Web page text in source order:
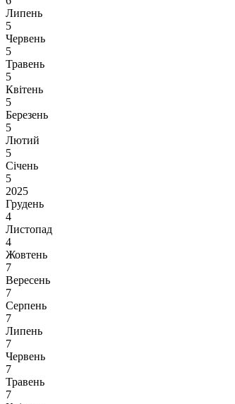
Липень
5
Червень
5
Травень
5
Квітень
5
Березень
5
Лютий
5
Січень
5
2025
Грудень
4
Листопад
4
Жовтень
7
Вересень
7
Серпень
7
Липень
7
Червень
7
Травень
7